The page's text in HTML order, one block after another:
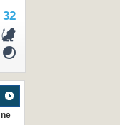
32
ne